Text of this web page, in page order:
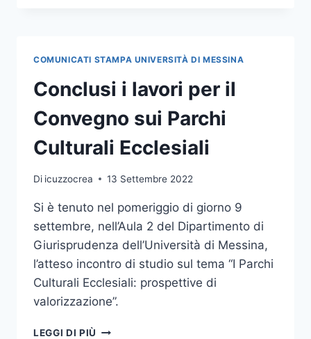
OSPITE
IL
VAN
DER
ENDEN
COMUNICATI STAMPA UNIVERSITÀ DI MESSINA
Conclusi i lavori per il
Convegno sui Parchi
Culturali Ecclesiali
Di icuzzocrea 13 Settembre 2022
Si è tenuto nel pomeriggio di giorno 9
settembre, nell’Aula 2 del Dipartimento di
Giurisprudenza dell’Università di Messina,
l’atteso incontro di studio sul tema “I Parchi
Culturali Ecclesiali: prospettive di
valorizzazione”.
LEGGI DI PIÙ CONCLUSI